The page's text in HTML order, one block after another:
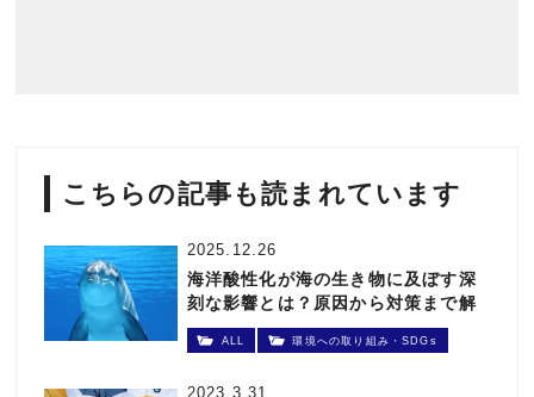
こちらの記事も読まれています
2025.12.26
海洋酸性化が海の生き物に及ぼす深
刻な影響とは？原因から対策まで解
説
ALL 環境への取り組み・SDGs
2023.3.31